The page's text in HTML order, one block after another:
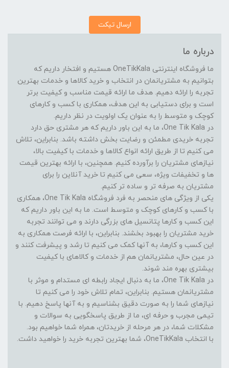
ارسال تیکت
درباره ما
ما فروشگاه اینترنتی OneTikKala هستیم و افتخار داریم که
بتوانیم به مشتریانمان در انتخاب و خرید کالاها و خدمات بهترین
تجربه را ارائه دهیم. هدف ما ارائه قیمت مناسب و کیفیت برتر
است و برای دستیابی به این هدف، همکاری با کسب و کارهای
کوچک و متوسط را به عنوان یک اولویت در نظر داریم.
در One Tik Kala، ما به این باور داریم که هر مشتری حق دارد
تجربه خریدی مطمئن و رضایت بخش داشته باشد. بنابراین، تلاش
می کنیم تا از طریق ارائه انواع کالاها و خدمات با کیفیت بالا،
نیازهای مشتریان را برآورده کنیم. همچنین، با ارائه بهترین قیمت
ها و تخفیفات ویژه، سعی می کنیم تا خرید آنلاین را برای
مشتریان به صرفه تر و ساده تر کنیم.
یکی از ویژگی های منحصر به فرد فروشگاه One Tik Kala، همکاری
با کسب و کارهای کوچک و متوسط است. ما به این باور داریم که
این کسب و کارها پتانسیل های بزرگی دارند و می توانند تجربه
خرید مشتریان را بهبود بخشند. بنابراین، با ارائه فرصت همکاری به
این کسب و کارها، به آنها کمک می کنیم تا رشد و پیشرفت کنند و
در عین حال، مشتریانمان هم از خدمات و کالاهای با کیفیت
بیشتری بهره مند شوند.
در One Tik Kala، ما به دنبال ایجاد رابطه ای مستدام و موثر با
مشتریانمان هستیم. بنابراین، تمام تلاش خود را می کنیم تا
نیازهای شما را به صورت دقیق بشناسیم و به آنها پاسخ دهیم. با
تیمی مجرب و حرفه ای، ما از طریق پاسخگویی به سوالات و
مشکلات شما، در هر مرحله از خریدتان، همراه شما خواهیم بود.
با انتخاب OneTikKala، شما بهترین تجربه خرید را خواهید داشت.